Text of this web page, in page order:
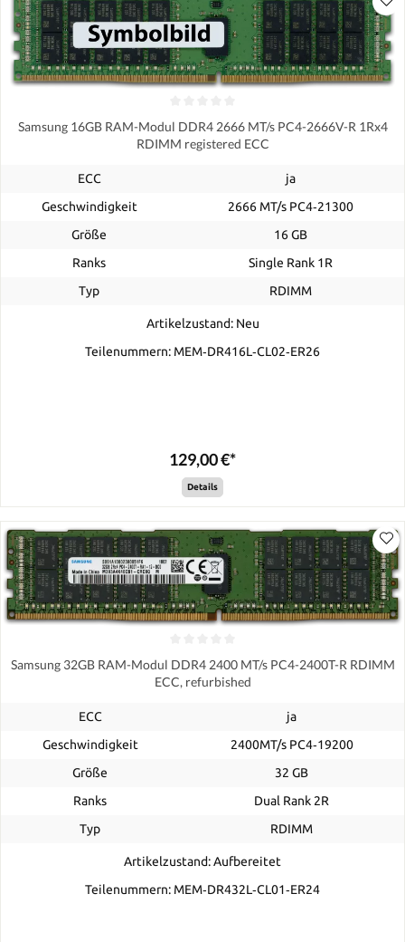
Samsung 16GB RAM-Modul DDR4 2666 MT/s PC4-2666V-R 1Rx4
RDIMM registered ECC
ECC
ja
Geschwindigkeit
2666 MT/s PC4‑21300
Größe
16 GB
Ranks
Single Rank 1R
Typ
RDIMM
Artikelzustand: Neu
Teilenummern: MEM‐DR416L‐CL02‐ER26
129,00 €*
Details
Samsung 32GB RAM-Modul DDR4 2400 MT/s PC4-2400T-R RDIMM
ECC, refurbished
ECC
ja
Geschwindigkeit
2400MT/s PC4‑19200
Größe
32 GB
Ranks
Dual Rank 2R
Typ
RDIMM
Artikelzustand: Aufbereitet
Teilenummern: MEM‐DR432L‐CL01‐ER24